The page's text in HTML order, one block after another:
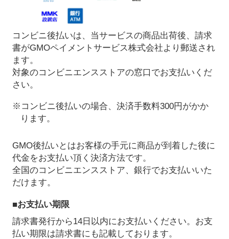
コンビニ後払いは、当サービスの商品出荷後、請求
書がGMOペイメントサービス株式会社より郵送され
ます。
対象のコンビニエンスストアの窓口でお支払いくだ
さい。
※コンビニ後払いの場合、決済手数料300円がかか
ります。
GMO後払いとはお客様の手元に商品が到着した後に
代金をお支払い頂く決済方法です。
全国のコンビニエンスストア、銀行でお支払いいた
だけます。
■お支払い期限
請求書発行から14日以内にお支払いください。お支
払い期限は請求書にも記載しております。